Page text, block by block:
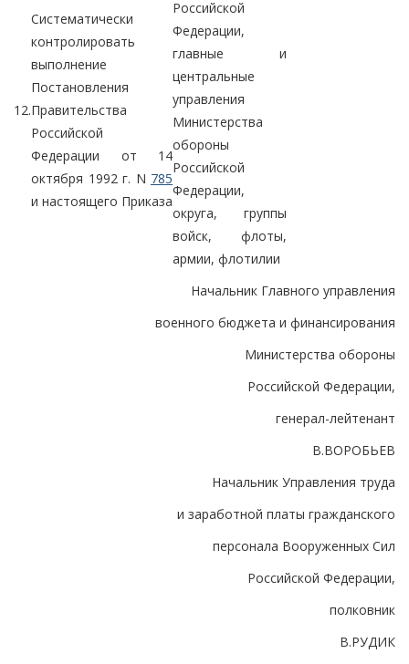
12.
Систематически
контролировать
выполнение
Постановления
Правительства
Российской
Федерации от 14
октября 1992 г. N 785
и настоящего Приказа
Российской
Федерации,
главные и
центральные
управления
Министерства
обороны
Российской
Федерации,
округа, группы
войск, флоты,
армии, флотилии
Начальник Главного управления
военного бюджета и финансирования
Министерства обороны
Российской Федерации,
генерал-лейтенант
В.ВОРОБЬЕВ
Начальник Управления труда
и заработной платы гражданского
персонала Вооруженных Сил
Российской Федерации,
полковник
В.РУДИК